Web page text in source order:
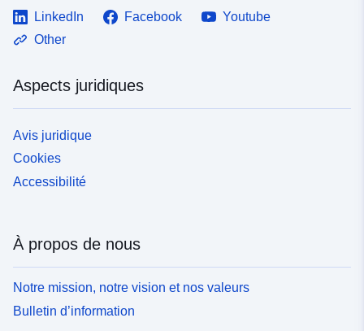
LinkedIn Facebook
Youtube
Other
Aspects juridiques
Avis juridique
Cookies
Accessibilité
À propos de nous
Notre mission, notre vision et nos valeurs
Bulletin d’information